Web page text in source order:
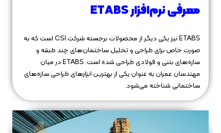
معرفی نرم‌افزار ETABS
ETABS نیز یکی دیگر از محصولات برجسته شرکت CSI است که به
صورت خاص برای طراحی و تحلیل ساختمان‌های چند طبقه و
سازه‌های بتنی و فولادی طراحی شده است. ETABS در میان
مهندسان عمران به عنوان یکی از بهترین ابزارهای طراحی سازه‌های
ساختمانی شناخته می‌شود.